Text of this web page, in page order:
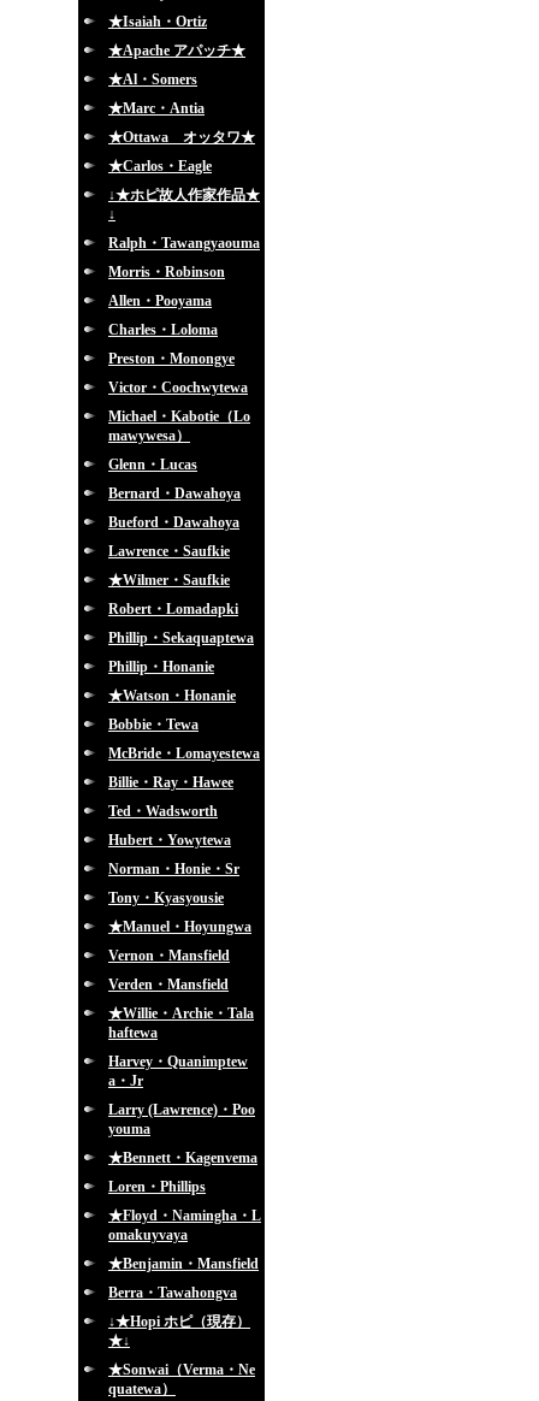
★Isaiah・Ortiz
★Apache アパッチ★
★Al・Somers
★Marc・Antia
★Ottawa オッタワ★
★Carlos・Eagle
↓★ホピ故人作家作品★
↓
Ralph・Tawangyaouma
Morris・Robinson
Allen・Pooyama
Charles・Loloma
Preston・Monongye
Victor・Coochwytewa
Michael・Kabotie（Lo
mawywesa）
Glenn・Lucas
Bernard・Dawahoya
Bueford・Dawahoya
Lawrence・Saufkie
★Wilmer・Saufkie
Robert・Lomadapki
Phillip・Sekaquaptewa
Phillip・Honanie
★Watson・Honanie
Bobbie・Tewa
McBride・Lomayestewa
Billie・Ray・Hawee
Ted・Wadsworth
Hubert・Yowytewa
Norman・Honie・Sr
Tony・Kyasyousie
★Manuel・Hoyungwa
Vernon・Mansfield
Verden・Mansfield
★Willie・Archie・Tala
haftewa
Harvey・Quanimptew
a・Jr
Larry (Lawrence)・Poo
youma
★Bennett・Kagenvema
Loren・Phillips
★Floyd・Namingha・L
omakuyvaya
★Benjamin・Mansfield
Berra・Tawahongva
↓★Hopi ホピ（現存）
★↓
★Sonwai（Verma・Ne
quatewa）